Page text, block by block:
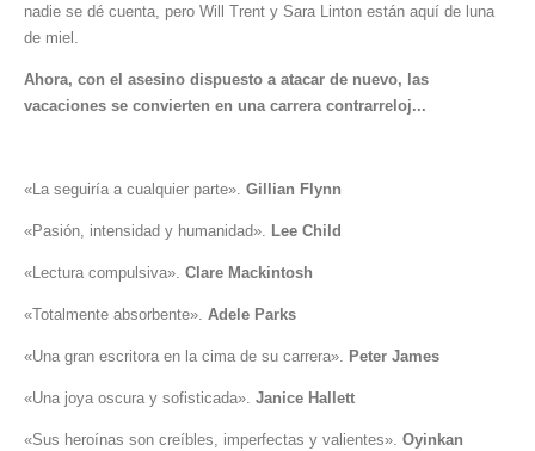
nadie se dé cuenta, pero Will Trent y Sara Linton están aquí de luna
de miel.
Ahora, con el asesino dispuesto a atacar de nuevo, las
vacaciones se convierten en una carrera contrarreloj...
«La seguiría a cualquier parte». Gillian Flynn
«Pasión, intensidad y humanidad». Lee Child
«Lectura compulsiva». Clare Mackintosh
«Totalmente absorbente». Adele Parks
«Una gran escritora en la cima de su carrera». Peter James
«Una joya oscura y sofisticada». Janice Hallett
«Sus heroínas son creíbles, imperfectas y valientes». Oyinkan